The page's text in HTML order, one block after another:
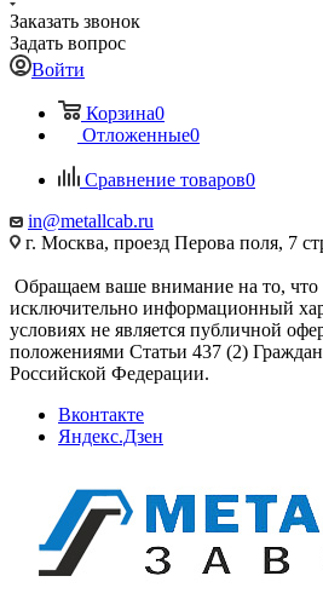
Заказать звонок
Задать вопрос
Войти
Корзина0
Отложенные0
Сравнение товаров0
in@metallcab.ru
г. Москва, проезд Перова поля, 7
Обращаем ваше внимание на то, что
исключительно информационный
условиях не является публичной
положениями Статьи 437 (2)
Российской Федерации.
Вконтакте
Яндекс.Дзен